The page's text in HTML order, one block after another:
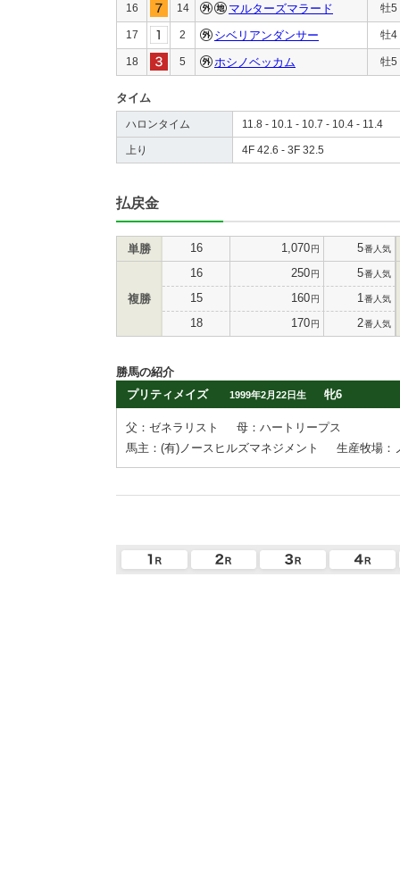
16 14 マルターズマラード 牡5
17 2 シベリアンダンサー 牡4
18 5 ホシノベッカム 牡5
タイム
ハロンタイム 11.8 - 10.1 - 10.7 - 10.4 - 11.4
上り 4F 42.6 - 3F 32.5
払戻金
単勝 16 1,070円 5番人気
複勝
16 250円 5番人気
15 160円 1 番人気
18 170円 2番人気
勝馬の紹介
プリティメイズ
1999年2月22日生 牝6
父：ゼネラリスト
母：ハートリープス
馬主：(有)ノースヒルズマネジメント
生産牧場：